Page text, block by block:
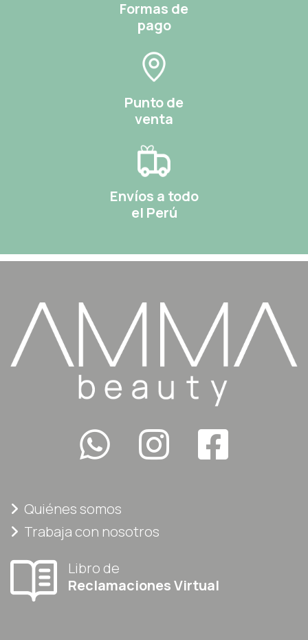
Formas de
pago
Punto de
venta
Envíos a todo
el Perú
Quiénes somos
Trabaja con nosotros
Libro de
Reclamaciones Virtual